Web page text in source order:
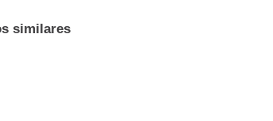
similares